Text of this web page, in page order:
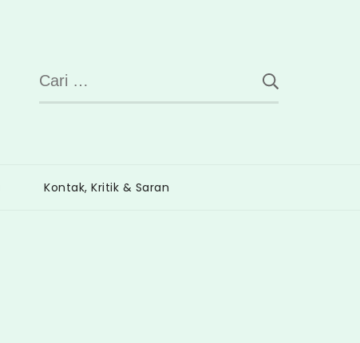
Cari
untuk:
Kontak, Kritik & Saran